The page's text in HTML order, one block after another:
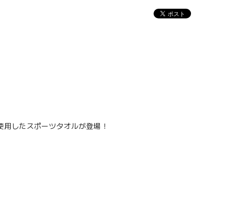
したスポーツタオルが登場！